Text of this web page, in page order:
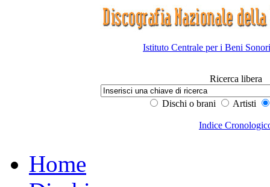
Istituto Centrale per i Beni
Ricerca libera
Dischi o brani Artisti
Indice
Home